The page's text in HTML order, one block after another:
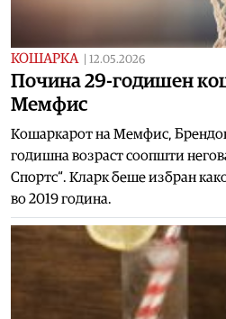
КОШАРКА 12.05.2026
Почина 29-годишен
Мемфис
Кошаркарот на Мемфис,
годишна возраст соопшти
Спортс“. Кларк беше избран
во 2019 година.